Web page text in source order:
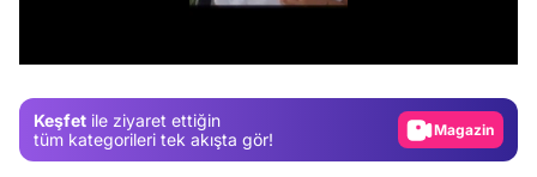
Keşfet ile ziyaret ettiğin
tüm kategorileri tek akışta gör!
Video